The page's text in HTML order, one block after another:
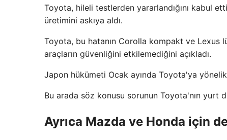
Toyota, hileli testlerden yararlandığını kabul
üretimini askıya aldı.
Toyota, bu hatanın Corolla kompakt ve Lexus
araçların güvenliğini etkilemediğini açıkladı.
Japon hükümeti Ocak ayında Toyota'ya
Bu arada söz konusu sorunun Toyota'nın yurt
Ayrıca Mazda ve Honda için